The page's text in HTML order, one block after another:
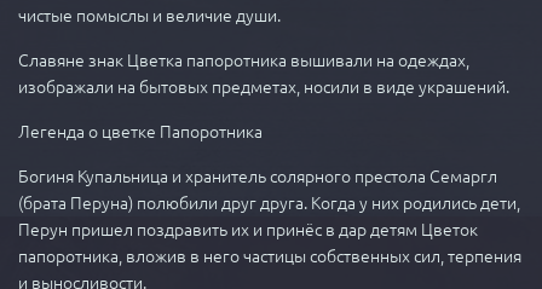
чистые помыслы и величие души.
Славяне знак Цветка папоротника вышивали на одеждах,
изображали на бытовых предметах, носили в виде украшений.
Легенда о цветке Папоротника
Богиня Купальница и хранитель солярного престола Семаргл
(брата Перуна) полюбили друг друга. Когда у них родились дети,
Перун пришел поздравить их и принёс в дар детям Цветок
папоротника, вложив в него частицы собственных сил, терпения
и выносливости.